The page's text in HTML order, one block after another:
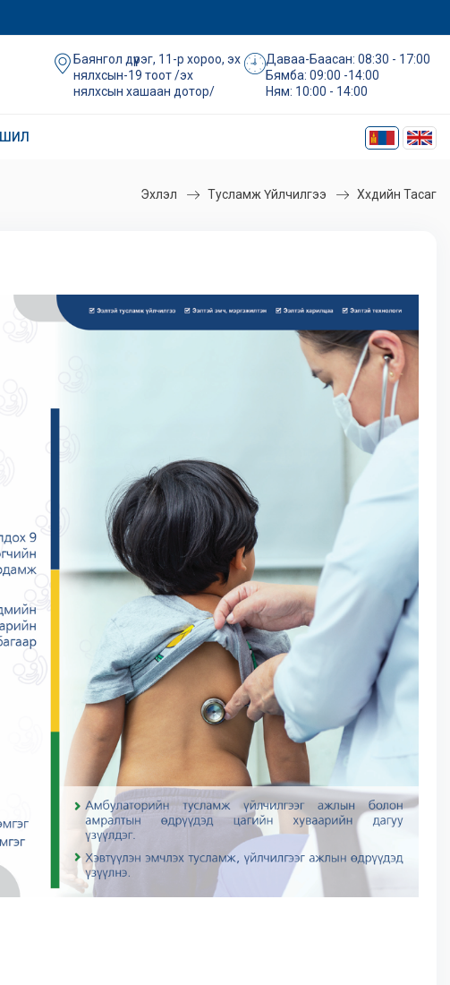
Баянгол дүүрэг, 11-р хороо, эх
нялхсын-19 тоот /эх
нялхсын хашаан дотор/
Даваа-Баасан: 08:30 - 17:00
Бямба: 09:00 -14:00
Ням: 10:00 - 14:00
Эхлэл Тусламж Үйлчилгээ Хүүхдийн Тасаг